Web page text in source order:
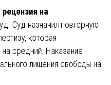
рецензия на
Суд назначил повторную
которая
средний. Наказание
лишения свободы на